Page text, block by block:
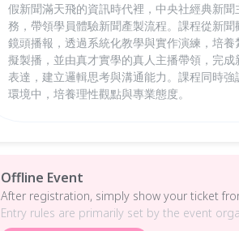
假新聞滿天飛的資訊時代裡，中央社經典新
務，帶領學員體驗新聞產製流程。課程從新
鏡頭播報，透過系統化教學與實作演練，培
擬製播，並由真才實學的真人主播帶領，完
表達，建立邏輯思考與溝通能力。課程同時
環境中，培養理性觀點與專業態度。
Offline Event
After registration, simply show your ticket
Entry rules are primarily set by the event